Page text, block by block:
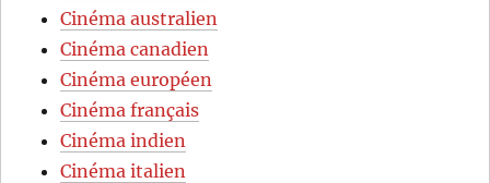
Cinéma australien
Cinéma canadien
Cinéma européen
Cinéma français
Cinéma indien
Cinéma italien